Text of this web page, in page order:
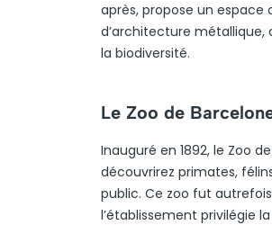
après, propose un espace
d’architecture métallique,
la biodiversité.
Le Zoo de
Inauguré en 1892, le Zoo
découvrirez primates,
public. Ce zoo fut
l’établissement privilégie